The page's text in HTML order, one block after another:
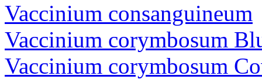
Vaccinium consanguineum
Vaccinium corymbosum
Vaccinium corymbosum